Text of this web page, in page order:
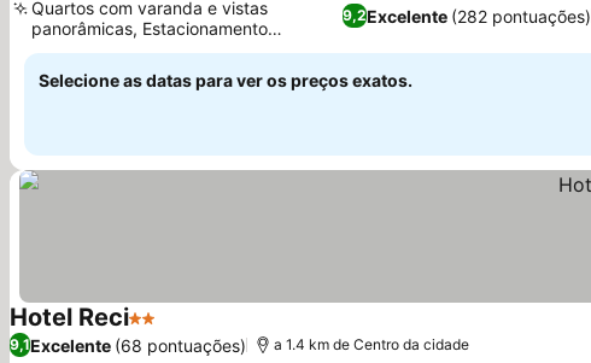
9,2Excelente (282 pontuações)
Quartos com varanda e vistas
panorâmicas, Estacionamento
conveniente no local
Selecione as datas para ver os preços exatos.
Hotel Reci2 Estrelas
9,1Excelente (68 pontuações) a 1.4 km de Centro da cidade